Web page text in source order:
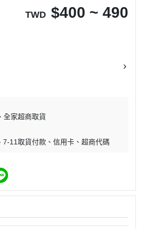
TWD $400 ~ 490
全家超商取貨
7-11取貨付款 信用卡 超商代碼